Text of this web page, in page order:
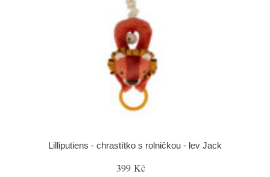
Lilliputiens - chrastítko s rolničkou - lev Jack
399 Kč